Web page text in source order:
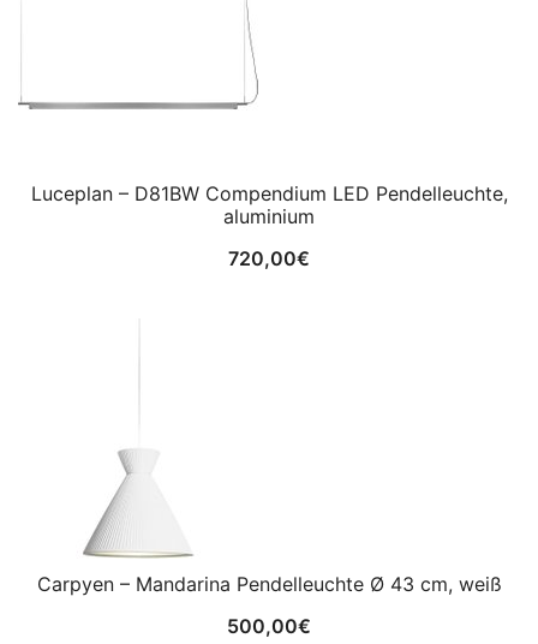
Luceplan – D81BW Compendium LED Pendelleuchte,
aluminium
720,00€
Carpyen – Mandarina Pendelleuchte Ø 43 cm, weiß
500,00€